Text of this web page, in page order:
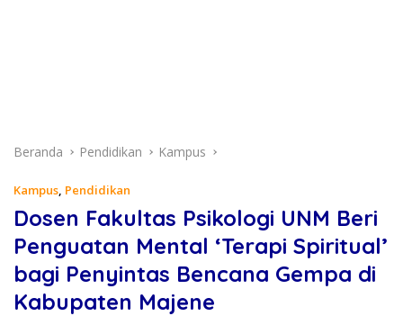
Beranda Pendidikan Kampus
Kampus, Pendidikan
Dosen Fakultas Psikologi UNM Beri
Penguatan Mental ‘Terapi Spiritual’
bagi Penyintas Bencana Gempa di
Kabupaten Majene